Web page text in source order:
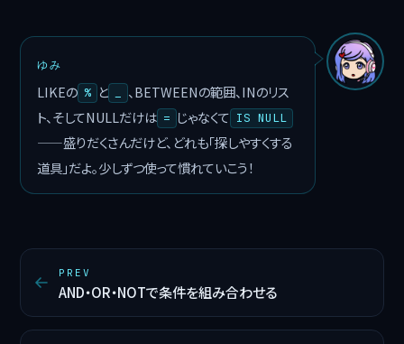
ゆみ
LIKEの % と _ 、BETWEENの範囲、INのリス
ト、そしてNULLだけは = じゃなくて IS NULL
——盛りだくさんだけど、どれも「探しやすくする
道具」だよ。少しずつ使って慣れていこう！
PREV
AND・OR・NOTで条件を組み合わせる